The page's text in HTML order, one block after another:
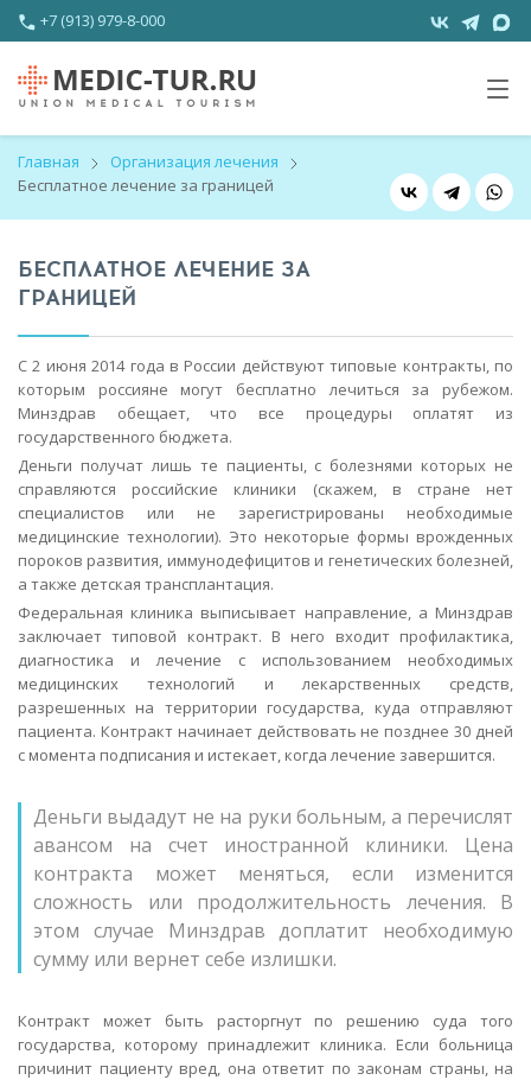
+7 (913) 979-8-000
Главная
Организация лечения
Бесплатное лечение за границей
БЕСПЛАТНОЕ ЛЕЧЕНИЕ ЗА
ГРАНИЦЕЙ
С 2 июня 2014 года в России действуют типовые контракты, по
которым россияне могут бесплатно лечиться за рубежом.
Минздрав обещает, что все процедуры оплатят из
государственного бюджета.
Деньги получат лишь те пациенты, с болезнями которых не
справляются российские клиники (скажем, в стране нет
специалистов или не зарегистрированы необходимые
медицинские технологии). Это некоторые формы врожденных
пороков развития, иммунодефицитов и генетических болезней,
а также детская трансплантация.
Федеральная клиника выписывает направление, а Минздрав
заключает типовой контракт. В него входит профилактика,
диагностика и лечение с использованием необходимых
медицинских технологий и лекарственных средств,
разрешенных на территории государства, куда отправляют
пациента. Контракт начинает действовать не позднее 30 дней
с момента подписания и истекает, когда лечение завершится.
Деньги выдадут не на руки больным, а перечислят
авансом на счет иностранной клиники. Цена
контракта может меняться, если изменится
сложность или продолжительность лечения. В
этом случае Минздрав доплатит необходимую
сумму или вернет себе излишки.
Контракт может быть расторгнут по решению суда того
государства, которому принадлежит клиника. Если больница
причинит пациенту вред, она ответит по законам страны, на